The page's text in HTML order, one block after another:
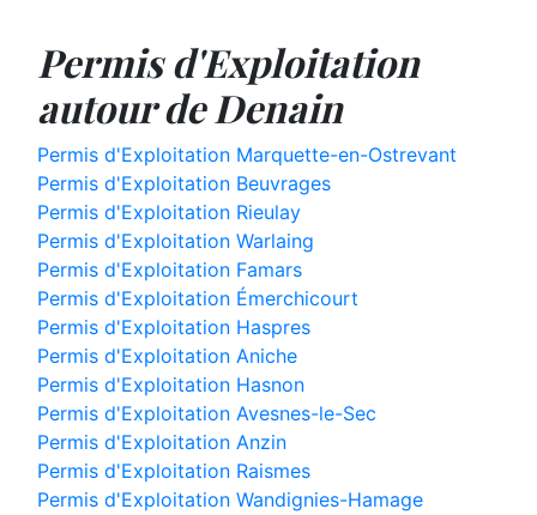
Permis d'Exploitation
autour de Denain
Permis d'Exploitation Marquette-en-Ostrevant
Permis d'Exploitation Beuvrages
Permis d'Exploitation Rieulay
Permis d'Exploitation Warlaing
Permis d'Exploitation Famars
Permis d'Exploitation Émerchicourt
Permis d'Exploitation Haspres
Permis d'Exploitation Aniche
Permis d'Exploitation Hasnon
Permis d'Exploitation Avesnes-le-Sec
Permis d'Exploitation Anzin
Permis d'Exploitation Raismes
Permis d'Exploitation Wandignies-Hamage